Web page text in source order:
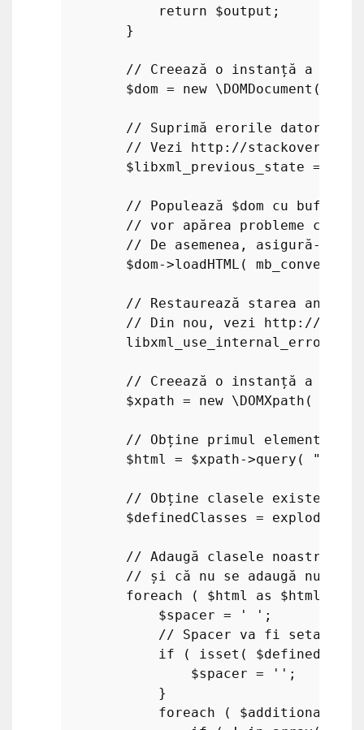
return
$output ;
        }
// Creează o instanță a
$dom = new \DOMDocument ();
// Suprimă erorile datorate
// Vezi http://
$libxml_previous_state =
// Populează $dom cu
// vor apărea probleme cu
// De asemenea, asigură-te
$dom->loadHTML (
// Restaurează starea
// Din nou, vezi http://
libxml_use_internal_errors
// Creează o instanță a
$xpath = new \DOMXpath (
// Obține primul element
$html
= $xpath->query ( "/
// Obține clasele existente
$definedClasses
= explode
// Adaugă clasele noastre
// și că nu se adaugă nume
foreach ( $html as $html_tag
$spacer = ' ' ;
// Spacer va fi setat la
if ( isset (
$spacer = '' ;
            }
foreach (